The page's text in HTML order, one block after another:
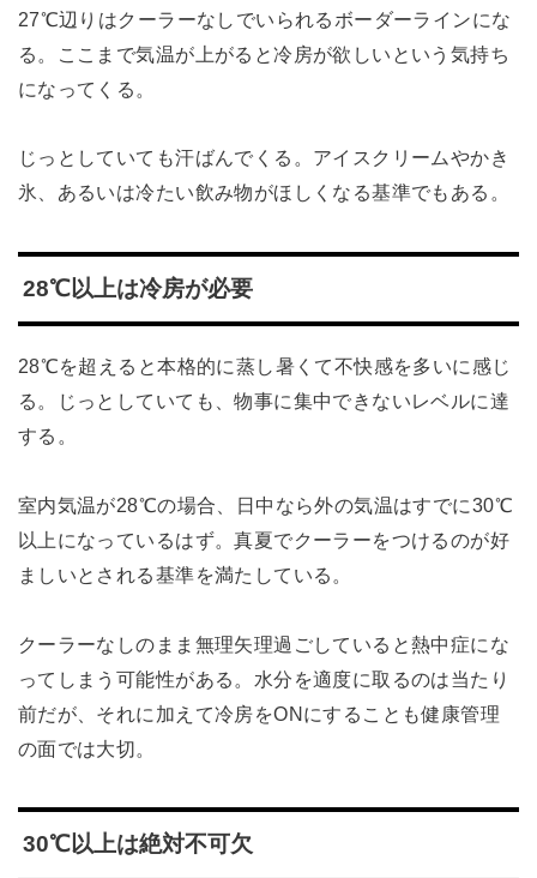
27℃辺りはクーラーなしでいられるボーダーラインにな
る。ここまで気温が上がると冷房が欲しいという気持ち
になってくる。
じっとしていても汗ばんでくる。アイスクリームやかき
氷、あるいは冷たい飲み物がほしくなる基準でもある。
28℃以上は冷房が必要
28℃を超えると本格的に蒸し暑くて不快感を多いに感じ
る。じっとしていても、物事に集中できないレベルに達
する。
室内気温が28℃の場合、日中なら外の気温はすでに30℃
以上になっているはず。真夏でクーラーをつけるのが好
ましいとされる基準を満たしている。
クーラーなしのまま無理矢理過ごしていると熱中症にな
ってしまう可能性がある。水分を適度に取るのは当たり
前だが、それに加えて冷房をONにすることも健康管理
の面では大切。
30℃以上は絶対不可欠